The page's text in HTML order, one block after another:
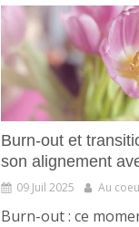
Burn-out et
son alignement
09 Juil 2025 Au
Burn-out : ce